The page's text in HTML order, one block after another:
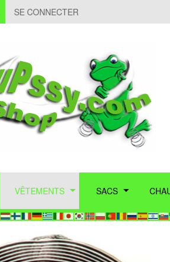
SE CONNECTER
VÊTEMENTS SACS